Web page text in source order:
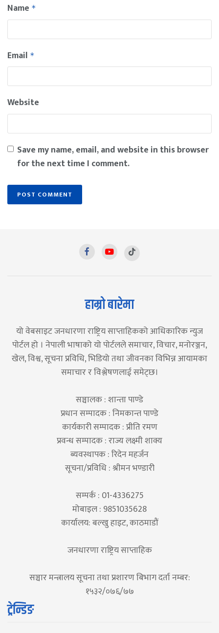
Name *
Email *
Website
Save my name, email, and website in this browser
for the next time I comment.
हाम्रो बारेमा
यो वेबसाइट जनधारणा राष्ट्रिय साप्ताहिकको आधिकारिक न्युज
पोर्टल हो । नेपाली भाषाको यो पोर्टलले समाचार, विचार, मनोरञ्जन,
खेल, विश्व, सूचना प्रविधि, भिडियो तथा जीवनका विभिन्न आयामका
समाचार र विश्लेषणलाई समेट्छ।
सञ्चालक : शान्ता पाण्डे
प्रधान सम्पादक : निमकान्त पाण्डे
कार्यकारी सम्पादक : प्रीति रमण
प्रवन्ध सम्पादक : राज्य लक्ष्मी शाक्य
ब्यवस्थापक : रिदेन महर्जन
सूचना/प्रविधि : श्रीमन भण्डारी
सम्पर्क : 01-4336275
मोबाइल : 9851035628
कार्यालय: बल्खु हाइट, काठमाडौं
जनधारणा राष्ट्रिय साप्ताहिक
सञ्चार मन्त्रालय सूचना तथा प्रशारण बिभाग दर्ता नम्बर:
१५३२/०७६/७७
ट्रेन्डिङ